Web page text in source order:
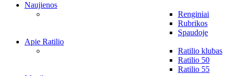
Naujienos
Renginiai
Rubrikos
Spaudoje
Apie Ratilio
Ratilio klubas
Ratilio 50
Ratilio 55